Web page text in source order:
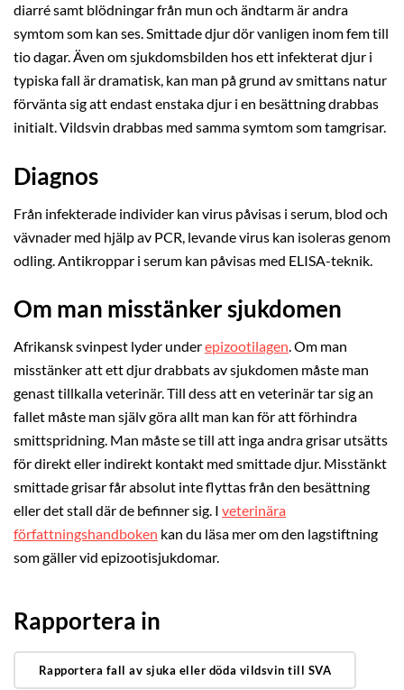
diarré samt blödningar från mun och ändtarm är andra
symtom som kan ses. Smittade djur dör vanligen inom fem till
tio dagar. Även om sjukdomsbilden hos ett infekterat djur i
typiska fall är dramatisk, kan man på grund av smittans natur
förvänta sig att endast enstaka djur i en besättning drabbas
initialt. Vildsvin drabbas med samma symtom som tamgrisar.
Diagnos
Från infekterade individer kan virus påvisas i serum, blod och
vävnader med hjälp av PCR, levande virus kan isoleras genom
odling. Antikroppar i serum kan påvisas med ELISA-teknik.
Om man misstänker sjukdomen
Afrikansk svinpest lyder underepizootilagen. Om man
misstänker att ett djur drabbats av sjukdomen måste man
genast tillkalla veterinär. Till dess att en veterinär tar sig an
fallet måste man själv göra allt man kan för att förhindra
smittspridning. Man måste se till att inga andra grisar utsätts
för direkt eller indirekt kontakt med smittade djur. Misstänkt
smittade grisar får absolut inte flyttas från den besättning
eller det stall där de befinner sig. I veterinära
författningshandboken kan du läsa mer om den lagstiftning
som gäller vid epizootisjukdomar.
Rapportera in
Rapportera fall av sjuka eller döda vildsvin till SVA